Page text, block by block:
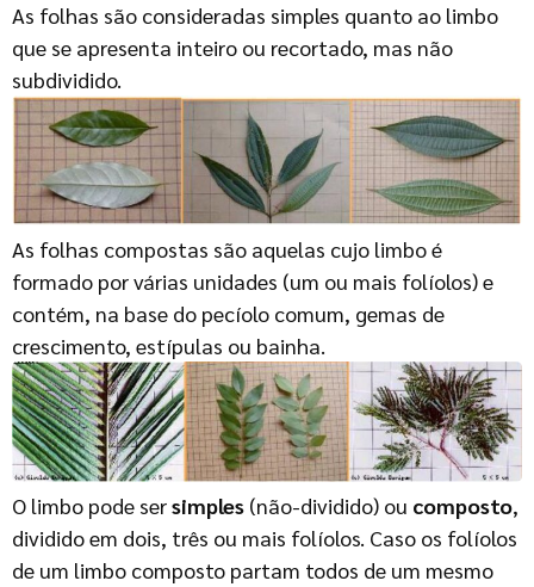
As folhas são consideradas simples quanto ao limbo
que se apresenta inteiro ou recortado, mas não
subdividido.
As folhas compostas são aquelas cujo limbo é
formado por várias unidades (um ou mais folíolos) e
contém, na base do pecíolo comum, gemas de
crescimento, estípulas ou bainha.
O limbo pode sersimples (não-dividido) ou composto,
dividido em dois, três ou mais folíolos. Caso os folíolos
de um limbo composto partam todos de um mesmo